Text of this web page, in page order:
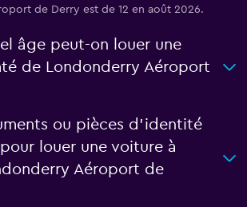
de Derry est de 12 en août 2026.
âge peut-on louer une
de Londonderry Aéroport
ou pièces d'identité
louer une voiture à
Aéroport de